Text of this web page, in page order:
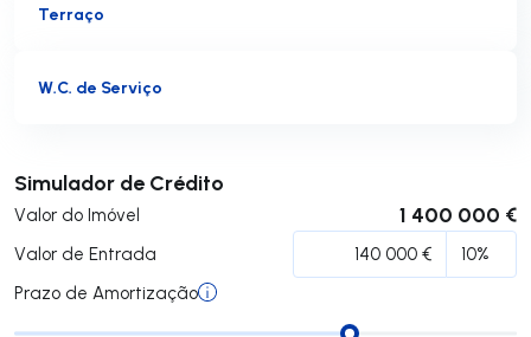
Terraço
W.C. de Serviço
Simulador de Crédito
Valor do Imóvel 1 400 000 €
Valor de Entrada
Prazo de Amortização
Submeter